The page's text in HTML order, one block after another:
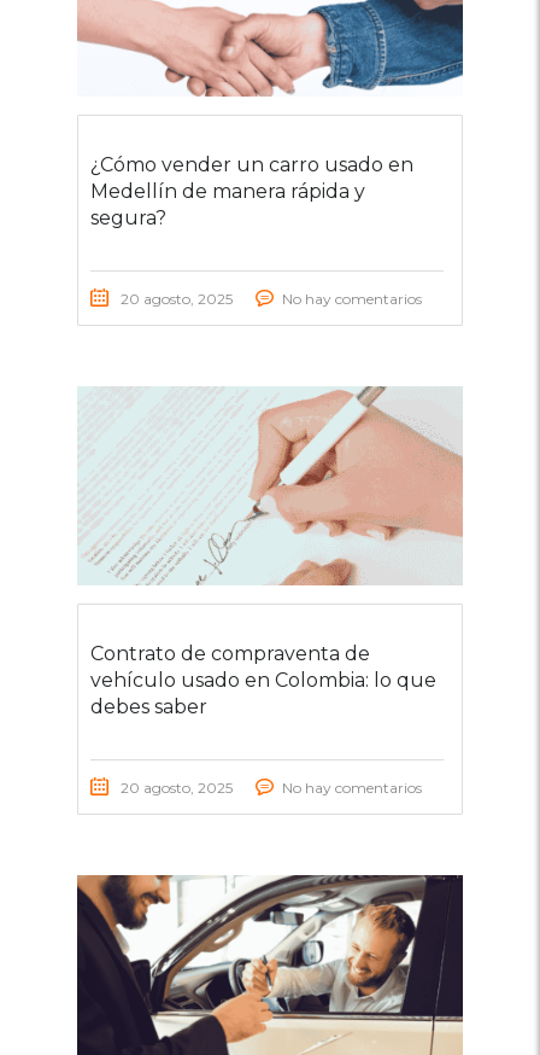
¿Cómo vender un carro usado en
Medellín de manera rápida y
segura?
20 agosto, 2025 No hay comentarios
Contrato de compraventa de
vehículo usado en Colombia: lo que
debes saber
20 agosto, 2025 No hay comentarios